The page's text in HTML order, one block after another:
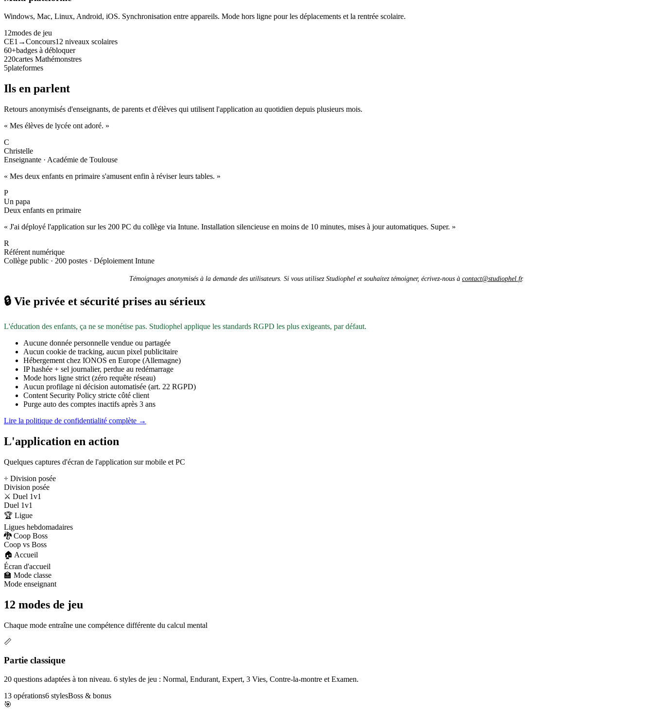
Windows, Mac, Linux, Android, iOS. Synchronisation entre appareils. Mode hors ligne pour les déplacements et la rentrée scolaire.
12modes de jeu
CE1→Concours12 niveaux scolaires
60+badges à débloquer
220cartes Mathémonstres
5plateformes
Ils en parlent
Retours anonymisés d'enseignants, de parents et d'élèves qui utilisent l'application au quotidien depuis plusieurs mois.
« Mes élèves de lycée ont adoré. »
C
Christelle
Enseignante · Académie de Toulouse
« Mes deux enfants en primaire s'amusent enfin à réviser leurs tables. »
P
Un papa
Deux enfants en primaire
« J'ai déployé l'application sur les 200 PC du collège via Intune. Installation silencieuse en moins de 10 minutes, mises à jour automatiques. Super. »
R
Référent numérique
Collège public · 200 postes · Déploiement Intune
Témoignages anonymisés à la demande des utilisateurs. Si vous utilisez Studiophel et souhaitez témoigner, écrivez-nous à contact@studiophel.fr.
🔒 Vie privée et sécurité prises au sérieux
L'éducation des enfants, ça ne se monétise pas. Studiophel applique les standards RGPD les plus exigeants, par défaut.
Aucune donnée personnelle vendue ou partagée
Aucun cookie de tracking, aucun pixel publicitaire
Hébergement chez IONOS en Europe (Allemagne)
IP hashée + sel journalier, perdue au redémarrage
Mode hors ligne strict (zéro requête réseau)
Aucun profilage ni décision automatisée (art. 22 RGPD)
Content Security Policy stricte côté client
Purge auto des comptes inactifs après 3 ans
Lire la politique de confidentialité complète →
L'application en action
Quelques captures d'écran de l'application sur mobile et PC
÷ Division posée
Division posée
⚔️ Duel 1v1
Duel 1v1
🏆 Ligue
Ligues hebdomadaires
🐉 Coop Boss
Coop vs Boss
🏠 Accueil
Écran d'accueil
🏫 Mode classe
Mode enseignant
12 modes de jeu
Chaque mode entraîne une compétence différente du calcul mental
📏
Partie classique
20 questions adaptées à ton niveau. 6 styles de jeu : Normal, Endurant, Expert, 3 Vies, Contre-la-montre et Examen.
13 opérations6 stylesBoss & bonus
🎯